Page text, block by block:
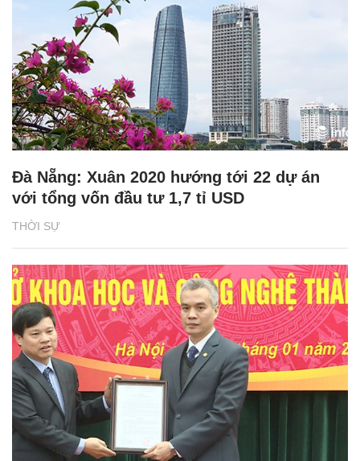
THỜI SỰ
Đà Nẵng: Xuân 2020 hướng tới 22 dự án
với tổng vốn đầu tư 1,7 tỉ USD